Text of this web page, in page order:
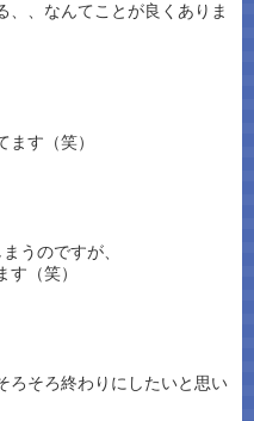
、、なんてことが良くありま
す（笑）
うのですが、
（笑）
ろそろ終わりにしたいと思い